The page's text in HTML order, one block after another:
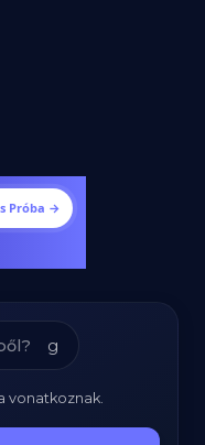
Próba →
g
vonatkoznak.